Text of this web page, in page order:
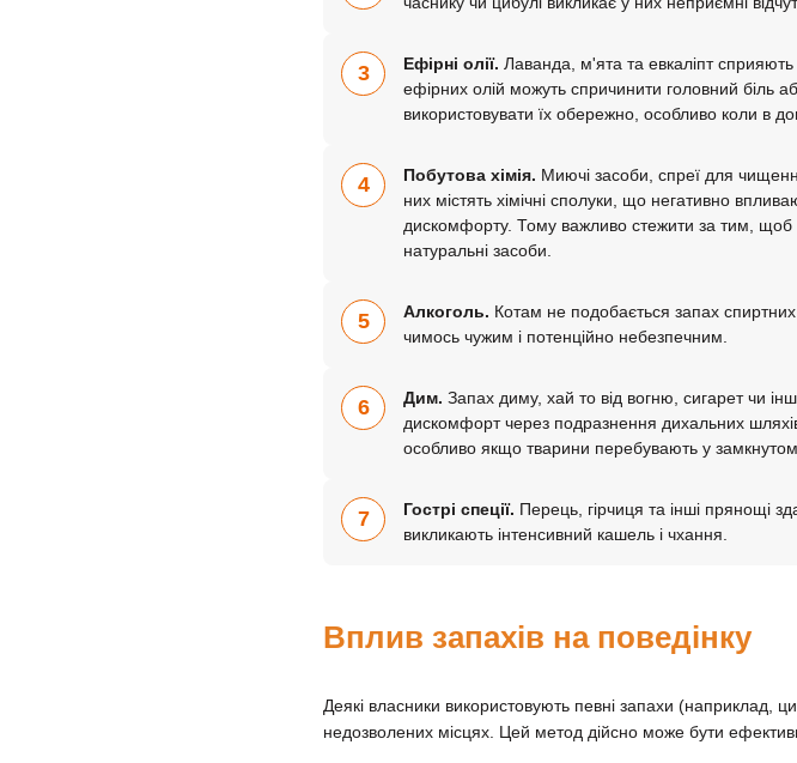
3 Ефірні олії. Лаванда, м'ята та евкаліпт
ефірних олій можуть спричинити головний біль
використовувати їх обережно, особливо коли в
4 Побутова хімія. Миючі засоби, спреї для
них містять хімічні сполуки, що негативно
дискомфорту. Тому важливо стежити за тим, щоб
натуральні засоби.
5 Алкоголь. Котам не подобається запах
чимось чужим і потенційно небезпечним.
6 Дим. Запах диму, хай то від вогню, сигарет чи
дискомфорт через подразнення дихальних
особливо якщо тварини перебувають у
7 Гострі спеції. Перець, гірчиця та інші прянощі
викликають інтенсивний кашель і чхання.
Вплив запахів на поведінку
Деякі власники використовують певні запахи (наприклад,
недозволених місцях. Цей метод дійсно може бути